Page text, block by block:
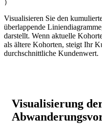
Visualisieren Sie den
überlappende
darstellt. Wenn aktuelle
als ältere Kohorten, steigt Ihr
durchschnittliche Kundenwert.
Visualisierung